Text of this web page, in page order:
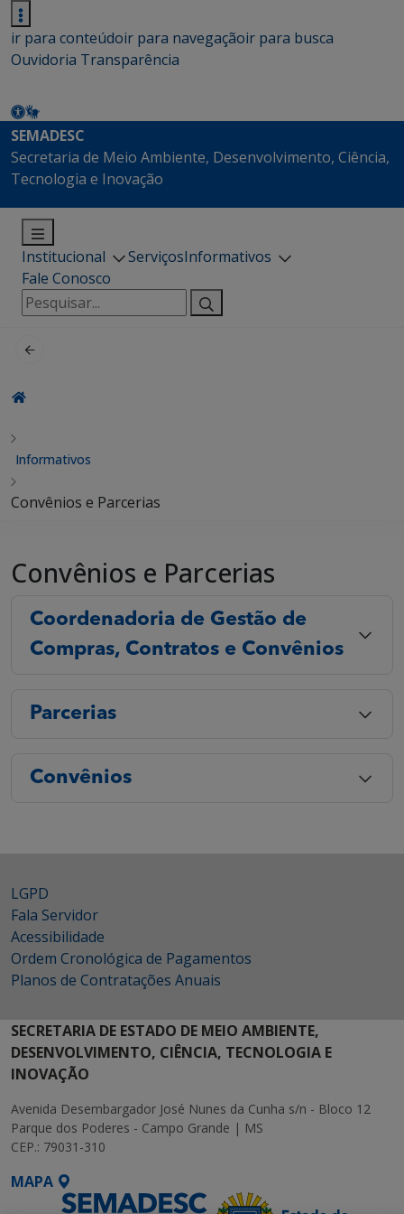
ir para conteúdoir para navegaçãoir para busca
Ouvidoria Transparência
SEMADESC
Secretaria de Meio Ambiente, Desenvolvimento, Ciência,
Tecnologia e Inovação
Institucional ServiçosInformativos
Fale Conosco
Pesquisar
por:
Informativos
Convênios e Parcerias
Convênios e Parcerias
Coordenadoria de Gestão de
Compras, Contratos e Convênios
Parcerias
Convênios
LGPD
Fala Servidor
Acessibilidade
Ordem Cronológica de Pagamentos
Planos de Contratações Anuais
SECRETARIA DE ESTADO DE MEIO AMBIENTE,
DESENVOLVIMENTO, CIÊNCIA, TECNOLOGIA E
INOVAÇÃO
Avenida Desembargador José Nunes da Cunha s/n - Bloco 12
Parque dos Poderes - Campo Grande | MS
CEP.: 79031-310
MAPA